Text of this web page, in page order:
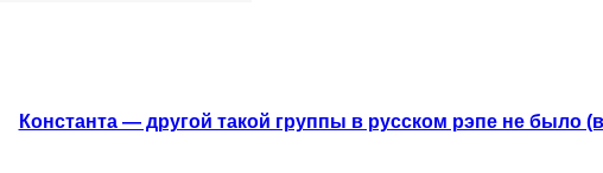
Константа — другой такой группы в русском рэпе не было